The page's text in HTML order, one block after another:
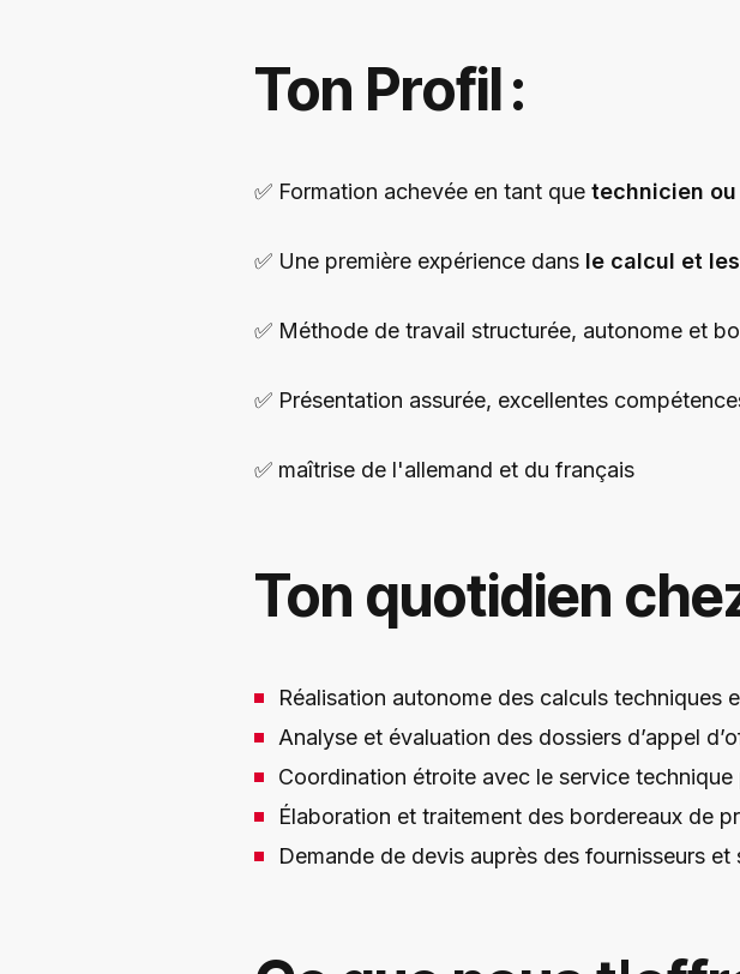
Ton Profil :
✅ Formation achevée en tant que technicien
✅ Une première expérience dans le calcul et
✅ Méthode de travail structurée, autonome et
✅ Présentation assurée, excellentes
✅ maîtrise de l'allemand et du français
Ton quotidien
Réalisation autonome des calculs techniques
Analyse et évaluation des dossiers d’appel
Coordination étroite avec le service
Élaboration et traitement des bordereaux de
Demande de devis auprès des fournisseurs